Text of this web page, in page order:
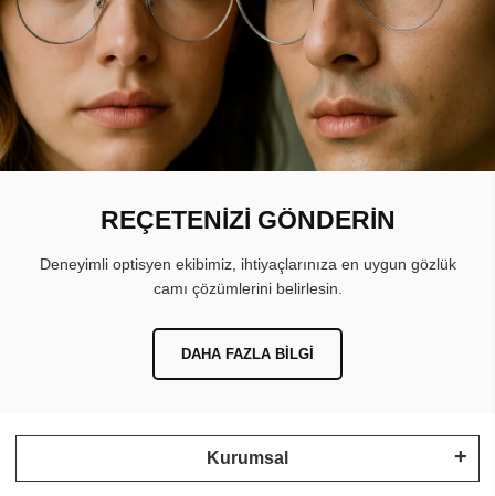
REÇETENİZİ GÖNDERİN
Deneyimli optisyen ekibimiz, ihtiyaçlarınıza en uygun gözlük
camı çözümlerini belirlesin.
DAHA FAZLA BILGI
Kurumsal